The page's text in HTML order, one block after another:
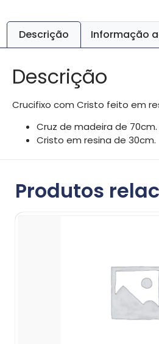
Descrição Informação
Descrição
Crucifixo com Cristo feito em
Cruz de madeira de 70cm.
Cristo em resina de 30cm.
Produtos